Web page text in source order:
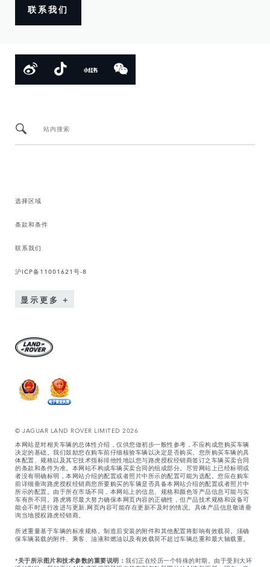
联系我们
站内搜索
选择区域
条款和条件
联系我们
沪ICP备11001621号-8
显示更多
© JAGUAR LAND ROVER LIMITED 2026
本网站是对相关车辆的总体性介绍，仅供您做初步一般性参考，不应构成您购买车辆
决定的基础。我们鼓励您在购车前仔细核验车辆以决定是否购买。您所购买车辆的具
体配置、规格以及其它技术指标排他性地以您与路虎授权经销商签订之车辆买卖合同
的条款和条件为准。本网站不构成车辆买卖合同的组成部分。尽管网站上已经标明或
者没有明确标明，本网站介绍的配置或者照片中所示的配置可能为选配。您应在购车
前详细垂询路虎授权经销商您所要购买的车辆是否具备本网站介绍的配置或者照片中
所示的配置。由于所在市场不同，本网站上的信息、规格和颜色等产品信息可能与实
车有所不同。路虎将尽最大努力确保本网页内容的正确性，但产品技术规格和设备可
能会不时进行改进与更新,网页内容可能存在更新不及时的情况。具体产品信息敬请垂
询当地授权路虎经销商。
所述重量基于车辆的标准规格。制造后安装的附件和其他配置将影响有效载荷。须确
保车辆装载的附件、乘客、油液和燃油以及有效载荷不超过车辆总重和最大轴载重。
*关于所示图片和技术参数的重要说明： 我们正在经历一个特殊的时期。由于受到大环